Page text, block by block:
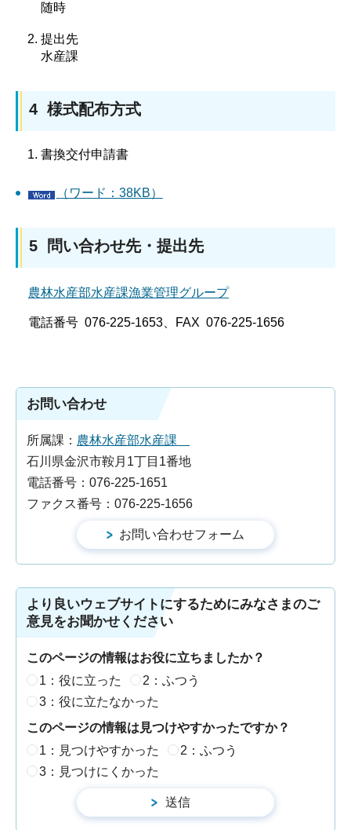
随時
提出先
水産課
4 様式配布方式
書換交付申請書
（ワード：38KB）
5 問い合わせ先・提出先
農林水産部水産課漁業管理グループ
電話番号 076-225-1653、FAX 076-225-1656
お問い合わせ
所属課： 農林水産部水産課
石川県金沢市鞍月1丁目1番地
電話番号：076-225-1651
ファクス番号：076-225-1656
より良いウェブサイトにするためにみなさまのご
意見をお聞かせください
このページの情報はお役に立ちましたか？
1：役に立った
2：ふつう
3：役に立たなかった
このページの情報は見つけやすかったですか？
1：見つけやすかった
2：ふつう
3：見つけにくかった